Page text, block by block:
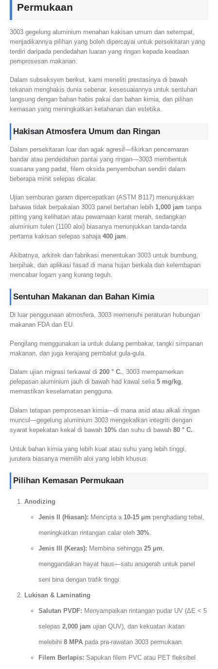
Permukaan
3003 gegelung aluminium menahan kakisan umum dan setempat,
menjadikannya pilihan yang boleh dipercayai untuk persekitaran yang
terdiri daripada pendedahan luaran yang ringan kepada keadaan
pemprosesan makanan.
Dalam subseksyen berikut, kami meneliti prestasinya di bawah
tekanan menghakis dunia sebenar, kesesuaiannya untuk sentuhan
langsung dengan bahan habis pakai dan bahan kimia, dan pilihan
kemasan yang meningkatkan ketahanan dan estetika.
Hakisan Atmosfera Umum dan Ringan
Dalam persekitaran luar dan agak agresif—fikirkan pencemaran
bandar atau pendedahan pantai yang ringan—3003 membentuk
suasana yang padat, filem oksida penyembuhan sendiri dalam
beberapa minit selepas dicalar.
Ujian semburan garam dipercepatkan (ASTM B117) menunjukkan
bahawa tidak berpakaian 3003 panel bertahan lebih 1,000 jam tanpa
pitting yang kelihatan atau pewarnaan karat merah, sedangkan
aluminium tulen (1100 aloi) biasanya menunjukkan tanda-tanda
pertama kakisan selepas sahaja 400 jam.
Akibatnya, arkitek dan fabrikasi menentukan 3003 untuk bumbung,
berpihak, dan aplikasi fasad di mana hujan berkala dan kelembapan
mencabar logam yang kurang teguh.
Sentuhan Makanan dan Bahan Kimia
Di luar penggunaan atmosfera, 3003 memenuhi peraturan hubungan
makanan FDA dan EU.
Pengilang menggunakan ia untuk dulang pembakar, tangki simpanan
makanan, dan juga kerajang pembalut gula-gula.
Dalam ujian migrasi terkawal di 200 ° C., 3003 mempamerkan
pelepasan aluminium jauh di bawah had kawal selia 5 mg/kg,
memastikan keselamatan pengguna.
Dalam tetapan pemprosesan kimia—di mana asid atau alkali ringan
muncul—gegelung aluminium 3003 mengekalkan integriti dengan
syarat kepekatan kekal di bawah 10% dan suhu di bawah 80 ° C..
Untuk bahan kimia yang lebih kuat atau suhu yang lebih tinggi,
jurutera biasanya memilih aloi yang lebih khusus.
Pilihan Kemasan Permukaan
Anodizing
Jenis II (Hiasan): Mencipta a10-15 μm penghadang tebal,
meningkatkan rintangan calar oleh30%.
Jenis III (Keras): Membina sehingga25 μm,
menggandakan hayat haus—satu anugerah untuk panel
seni bina dengan trafik tinggi.
Lukisan & Laminating
Salutan PVDF: Menyampaikan rintangan pudar UV (ΔE < 5
selepas2,000 jam ujian QUV), dan kekuatan ikatan
melebihi8 MPA pada pra-rawatan 3003 permukaan.
Filem Berlapis: Sapukan filem PVC atau PET fleksibel